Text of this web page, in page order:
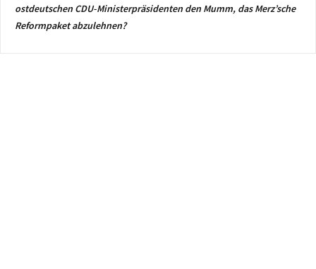
ostdeutschen CDU-Ministerpräsidenten den Mumm, das Merz’sche
Reformpaket abzulehnen?